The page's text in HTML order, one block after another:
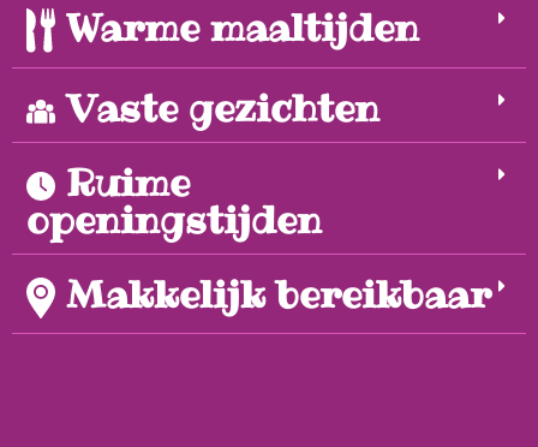
Warme maaltijden
Vaste gezichten
Ruime
openingstijden
Makkelijk bereikbaar